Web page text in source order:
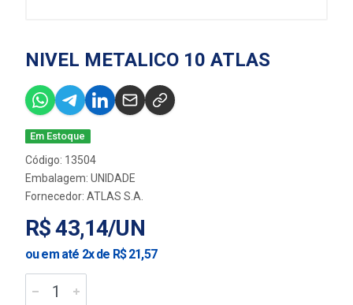
NIVEL METALICO 10 ATLAS
Em Estoque
Código: 13504
Embalagem: UNIDADE
Fornecedor: ATLAS S.A.
R$ 43,14/UN
ou em até 2x de R$ 21,57